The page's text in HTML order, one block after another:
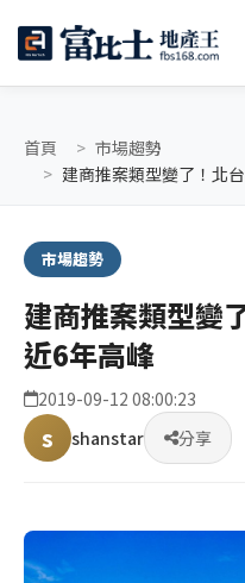
首頁
市場趨勢
建商推案類型變了！北
市場趨勢
建商推案類型變
近6年高峰
2019-09-12 08:00:23
s shanstar 分享